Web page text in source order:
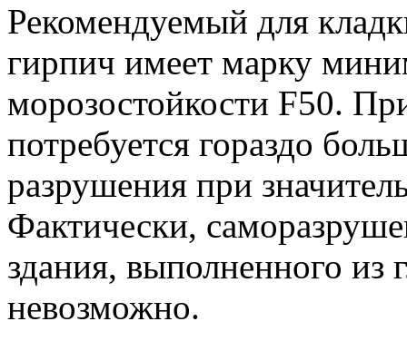
Рекомендуемый для
гирпич имеет марку
морозостойкости F50.
потребуется гораздо
разрушения при
Фактически,
здания, выполненного из
невозможно.